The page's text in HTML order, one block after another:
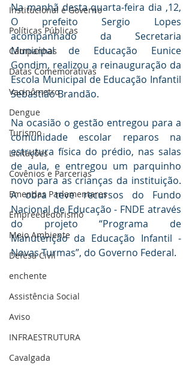
Institucional e Governo
Políticas Públicas
Campanhas
Datas Comemorativas
Vacinômetro
Dengue
Turismo
Licitações
Covênios e Parcerias
Emendas Parlamentares
Empreededorismo
Meio Ambiente
Defesa Civil
enchente
Assistência Social
Aviso
INFRAESTRUTURA
Cavalgada
Na manhã desta quarta-feira dia ,12,
O prefeito Sergio Lopes
acompanhado da Secretaria
Municipal de Educação Eunice
Gondim, realizou a reinauguração da
Escola Municipal de Educação Infantil
Sebastião Brandão.
Na ocasião o gestão entregou para a
comunidade escolar reparos na
estrutura física do prédio, nas salas
de aula, e entregou um parquinho
novo para as crianças da instituição.
A obra teve recursos do Fundo
Nacional de Educação - FNDE através
do projeto “Programa de
Manutenção da Educação Infantil -
Novas Turmas”, do Governo Federal.